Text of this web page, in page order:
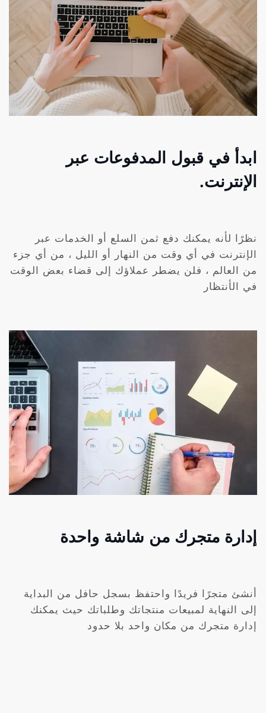
ابدأ في قبول المدفوعات عبر
الإنترنت.
نظرًا لأنه يمكنك دفع ثمن السلع أو الخدمات عبر
الإنترنت في أي وقت من النهار أو الليل ، من أي جزء
من العالم ، فلن يضطر عملاؤك إلى قضاء بعض الوقت
في الأنتظار
إدارة متجرك من شاشة واحدة
أنشئ متجرًا فريدًا واحتفظ بسجل حافل من البداية
إلى النهاية لمبيعات منتجاتك وطلباتك حيث يمكنك
إدارة متجرك من مكان واحد بلا حدود